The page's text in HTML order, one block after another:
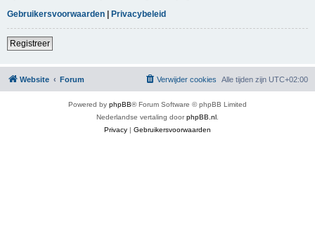
Gebruikersvoorwaarden | Privacybeleid
Registreer
Website Forum Alle tijden zijn UTC+02:00
Verwijder cookies
Powered by phpBB® Forum Software © phpBB Limited
Nederlandse vertaling doorphpBB.nl
Privacy | Gebruikersvoorwaarden